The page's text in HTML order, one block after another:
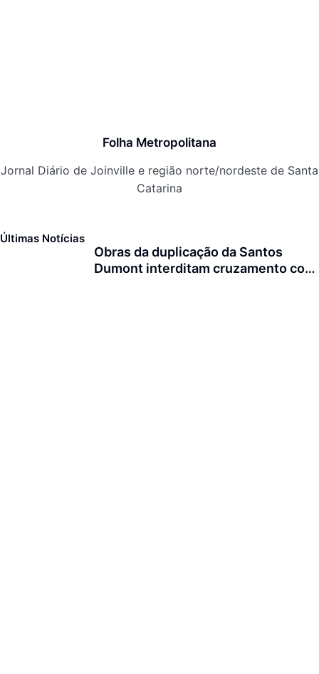
Folha Metropolitana
Jornal Diário de Joinville e região norte/nordeste de Santa
Catarina
Últimas Notícias
Obras da duplicação da Santos
Dumont interditam cruzamento com